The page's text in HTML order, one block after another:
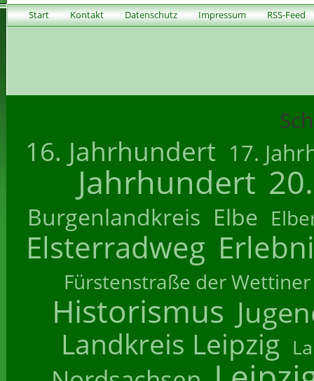
Start Kontakt Datenschutz Impressum RSS-Feed
16. Jahrhundert 17.
Jahrhundert
Burgenlandkreis Elbe
Elsterradweg
Fürstenstraße der Wettiner
Historismus
Landkreis Leipzig